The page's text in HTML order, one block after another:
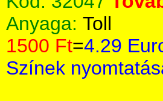
Anyaga: Toll
1500 Ft=4.29
Színek